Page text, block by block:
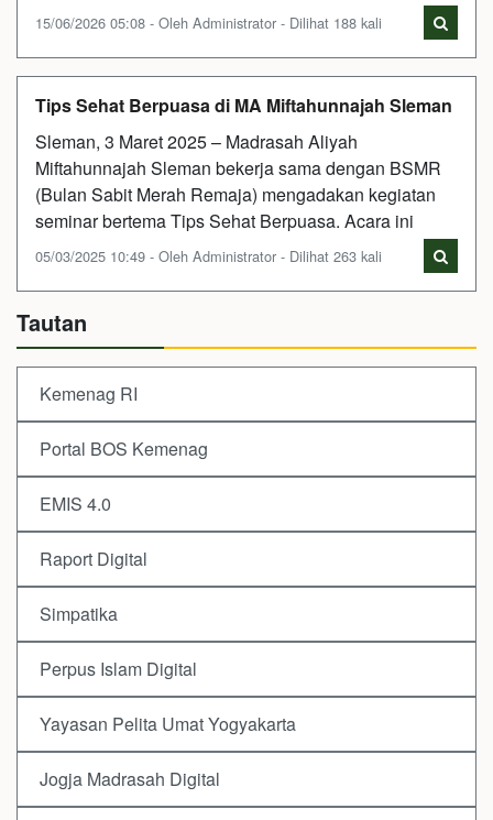
15/06/2026 05:08 - Oleh Administrator - Dilihat 188 kali
Tips Sehat Berpuasa di MA Miftahunnajah Sleman
Sleman, 3 Maret 2025 – Madrasah Aliyah
Miftahunnajah Sleman bekerja sama dengan BSMR
(Bulan Sabit Merah Remaja) mengadakan kegiatan
seminar bertema Tips Sehat Berpuasa. Acara ini
05/03/2025 10:49 - Oleh Administrator - Dilihat 263 kali
Tautan
Kemenag RI
Portal BOS Kemenag
EMIS 4.0
Raport Digital
Simpatika
Perpus Islam Digital
Yayasan Pelita Umat Yogyakarta
Jogja Madrasah Digital